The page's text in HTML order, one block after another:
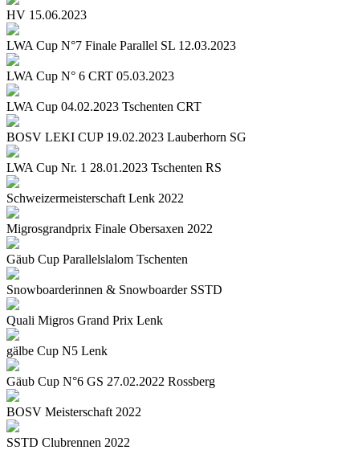
HV 15.06.2023
LWA Cup N°7 Finale Parallel SL 12.03.2023
LWA Cup N° 6 CRT 05.03.2023
LWA Cup 04.02.2023 Tschenten CRT
BOSV LEKI CUP 19.02.2023 Lauberhorn SG
LWA Cup Nr. 1 28.01.2023 Tschenten RS
Schweizermeisterschaft Lenk 2022
Migrosgrandprix Finale Obersaxen 2022
Gäub Cup Parallelslalom Tschenten
Snowboarderinnen & Snowboarder SSTD
Quali Migros Grand Prix Lenk
gälbe Cup N5 Lenk
Gäub Cup N°6 GS 27.02.2022 Rossberg
BOSV Meisterschaft 2022
SSTD Clubrennen 2022